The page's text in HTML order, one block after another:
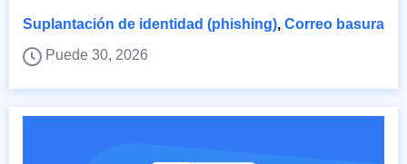
Suplantación de identidad (phishing), Correo basura
Puede 30, 2026